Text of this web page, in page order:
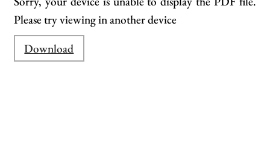
Please try viewing in another device
Download